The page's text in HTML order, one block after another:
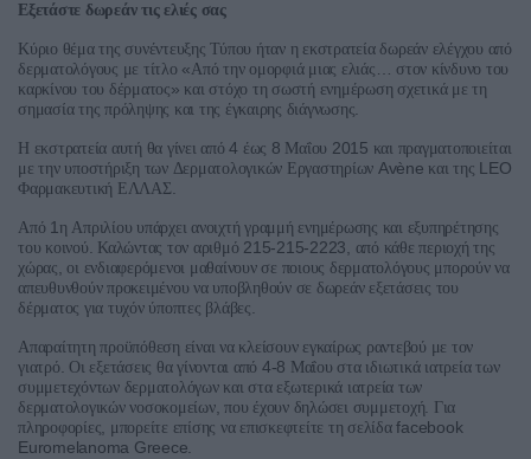
Εξετάστε δωρεάν τις ελιές σας
Κύριο θέμα της συνέντευξης Τύπου ήταν η εκστρατεία δωρεάν ελέγχου από
δερματολόγους με τίτλο «Από την ομορφιά μιας ελιάς στον κίνδυνο του
καρκίνου του δέρματος» και στόχο τη σωστή ενημέρωση σχετικά με τη
σημασία της πρόληψης και της έγκαιρης διάγνωσης
Η εκστρατεία αυτή θα γίνει από 4 έως 8 Μαΐου 2015 και πραγματοποιείται
με την υποστήριξη των Δερματολογικών Εργαστηρίων Avène και της LEO
Φαρμακευτική ΕΛΛΑΣ
Από 1 η Απριλίου υπάρχει ανοιχτή γραμμή ενημέρωσης και εξυπηρέτησης
του κοινού Καλώντας τον αριθμό 215-215-2223, από κάθε περιοχή της
χώρας οι ενδιαφερόμενοι μαθαίνουν σε ποιους δερματολόγους μπορούν να
απευθυνθούν προκειμένου να υποβληθούν σε δωρεάν εξετάσεις του
δέρματος για τυχόν ύποπτες βλάβες
Απαραίτητη προϋπόθεση είναι να κλείσουν εγκαίρως ραντεβού με τον
γιατρό Οι εξετάσεις θα γίνονται από 4-8 Μαΐου στα ιδιωτικά ιατρεία των
συμμετεχόντων δερματολόγων και στα εξωτερικά ιατρεία των
δερματολογικών νοσοκομείων, που έχουν δηλώσει συμμετοχή
Για
πληροφορίες μπορείτε επίσης να επισκεφτείτε τη σελίδαfacebook
Euromelanoma Greece.